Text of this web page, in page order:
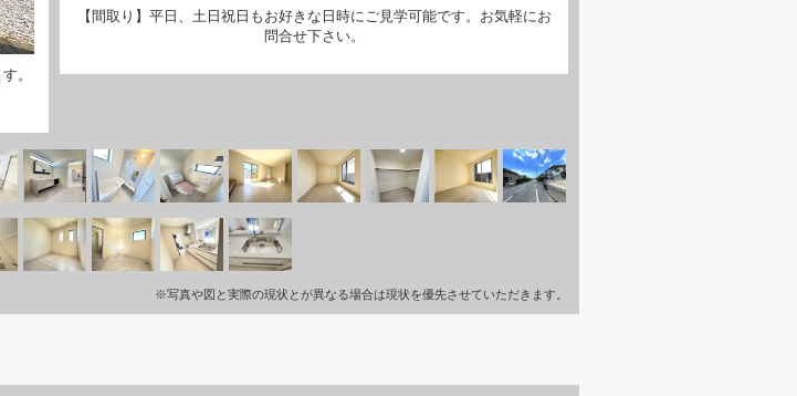
。
【間取り】平日、土日祝日もお好きな日時にご見学可能です。お気軽にお
問合せ下さい。
※写真や図と実際の現状とが異なる場合は現状を優先させていただきます。